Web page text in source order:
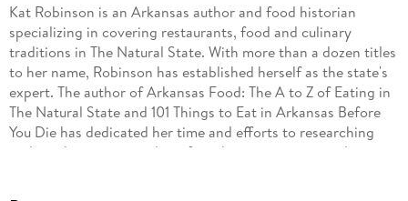
Kat Robinson is an Arkansas author and food historian
specializing in covering restaurants, food and culinary
traditions in The Natural State. With more than a dozen titles
to her name, Robinson has established herself as the state's
expert. The author of Arkansas Food: The A to Z of Eating in
The Natural State and 101 Things to Eat in Arkansas Before
You Die has dedicated her time and efforts to researching
and cataloguing everything from historic eateries to home